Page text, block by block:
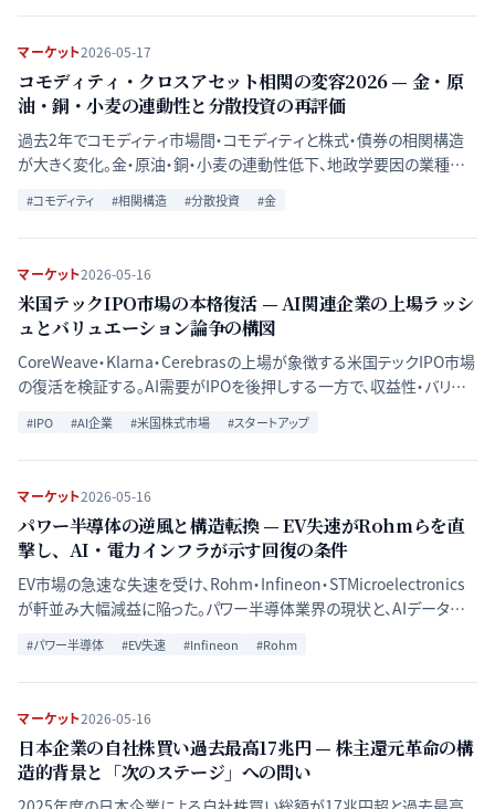
マーケット2026-05-17
コモディティ・クロスアセット相関の変容2026 — 金・原
油・銅・小麦の連動性と分散投資の再評価
過去2年でコモディティ市場間・コモディティと株式・債券の相関構造
が大きく変化。金・原油・銅・小麦の連動性低下、地政学要因の業種別
差異が、投資家のポートフォリオ設計に新しい論点を提起している。
#コモディティ #相関構造 #分散投資 #金
マーケット2026-05-16
米国テックIPO市場の本格復活 — AI関連企業の上場ラッシ
ュとバリュエーション論争の構図
CoreWeave・Klarna・Cerebrasの上場が象徴する米国テックIPO市場
の復活を検証する。AI需要がIPOを後押しする一方で、収益性・バリュ
る。
#IPO #AI企業 #米国株式市場 #スタートアップ
マーケット2026-05-16
パワー半導体の逆風と構造転換 — EV失速がRohmらを直
撃し、AI・電力インフラが示す回復の条件
EV市場の急速な失速を受け、Rohm・Infineon・STMicroelectronics
が軒並み大幅減益に陥った。パワー半導体業界の現状と、AIデータセン
#パワー半導体 #EV失速 #Infineon #Rohm
マーケット2026-05-16
日本企業の自社株買い過去最高17兆円 — 株主還元革命の構
造的背景と「次のステージ」への問い